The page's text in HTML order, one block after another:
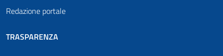
Redazione portale
TRASPARENZA